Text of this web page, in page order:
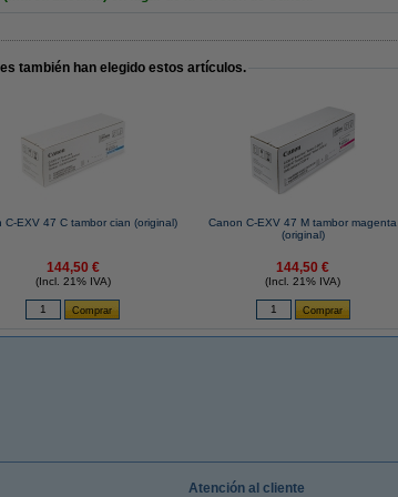
también han elegido estos artículos.
C-EXV 47 C tambor cian (original)
144,50 €
(Incl. 21% IVA)
Canon C-EXV 47 M tambor magenta
(original)
144,50 €
(Incl. 21% IVA)
Atención al cliente